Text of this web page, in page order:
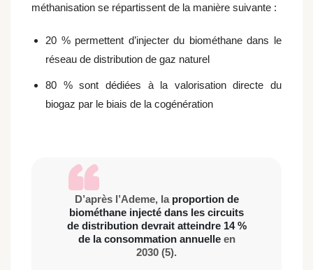
méthanisation se répartissent de la manière suivante :
20 % permettent d’injecter du biométhane dans le
réseau de distribution de gaz naturel
80 % sont dédiées à la valorisation directe du
biogaz par le biais de la cogénération
D’après l’Ademe, la proportion de
biométhane injecté dans les circuits
de distribution devrait atteindre 14 %
de la consommation annuelleen
2030 (5).